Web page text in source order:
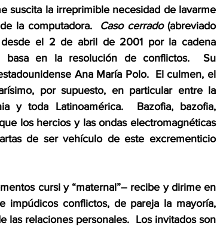
suscita la irreprimible necesidad de lavarme
la computadora. Caso cerrado (abreviado
el 2 de abril de 2001 por la cadena
basa en la resolución de conflictos.  Su
Ana María Polo.  El culmen, el
por supuesto, en particular entre la
y toda Latinoamérica.  Bazofia, bazofia,
los hercios y las ondas electromagnéticas
de ser vehículo de este excrementicio
cursi y “maternal”– recibe y dirime en
impúdicos conflictos, de pareja la mayoría,
las relaciones personales.  Los invitados son